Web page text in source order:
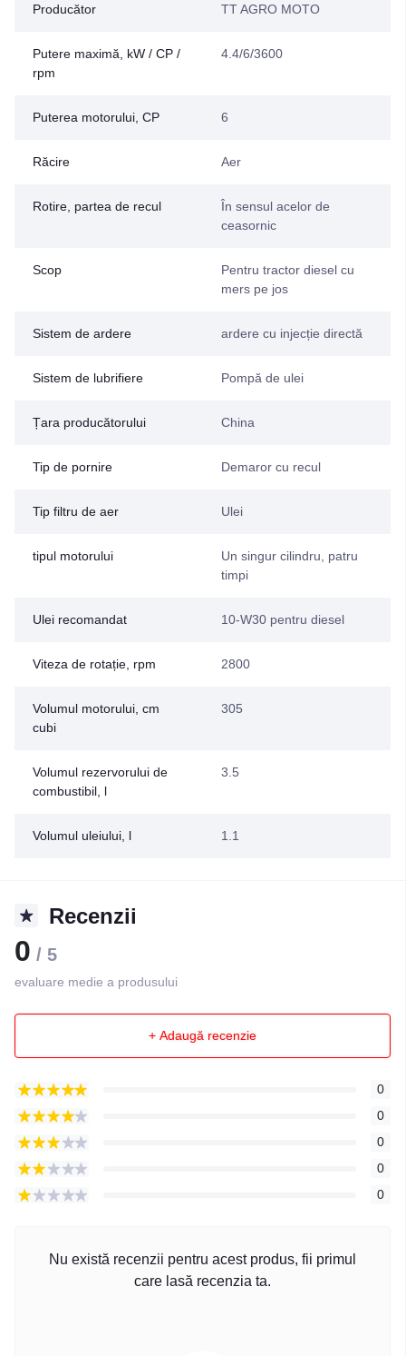
Producător TT AGRO MOTO
Putere maximă, kW / CP /
rpm
4.4/6/3600
Puterea motorului, CP 6
Răcire Aer
Rotire, partea de recul
În sensul acelor de
ceasornic
Scop
Pentru tractor diesel cu
mers pe jos
Sistem de ardere ardere cu injecție directă
Sistem de lubrifiere Pompă de ulei
Țara producătorului China
Tip de pornire Demaror cu recul
Tip filtru de aer Ulei
tipul motorului
Un singur cilindru, patru
timpi
Ulei recomandat 10-W30 pentru diesel
Viteza de rotație, rpm 2800
Volumul motorului, cm
cubi
305
Volumul rezervorului de
combustibil, l
3.5
Volumul uleiului, l 1.1
Recenzii
0 / 5
evaluare medie a produsului
+ Adaugă recenzie
0
0
0
0
0
Nu există recenzii pentru acest produs, fii primul
care lasă recenzia ta.